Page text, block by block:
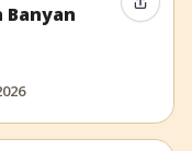
Banyan